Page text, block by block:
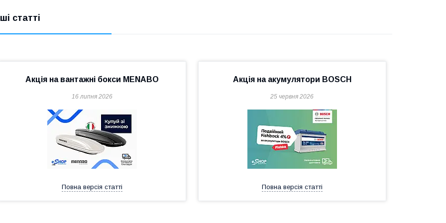
статті
Акція на вантажні бокси MENABO
16 липня 2026
Повна версія статті
Акція на акумулятори BOSCH
25 червня 2026
Повна версія статті